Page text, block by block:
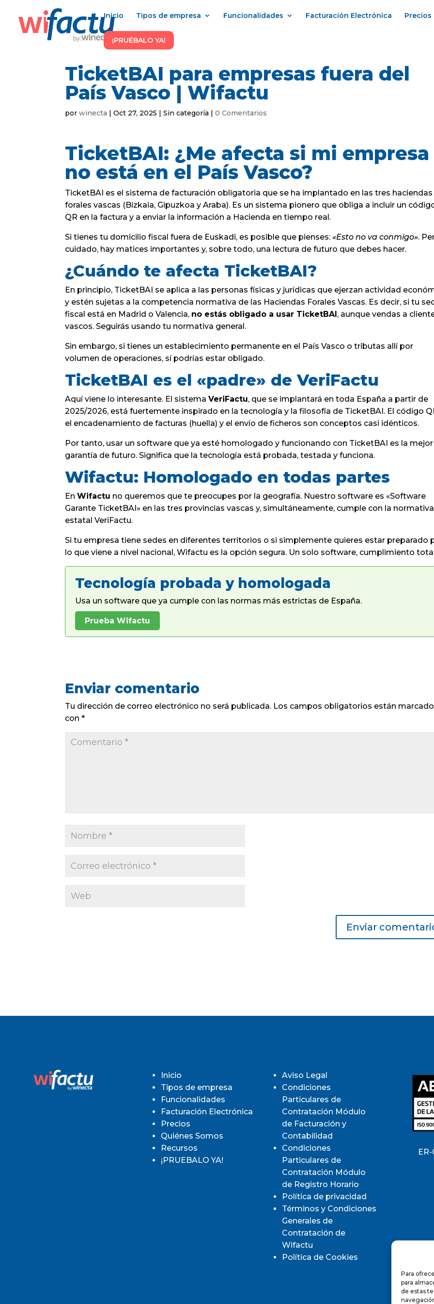
Para
para
de estas
Inicio Tipos de empresa Funcionalidades Facturación Electrónica Precios
¡PRUÉBALO YA!
TicketBAI para empresas fuera del
País Vasco | Wifactu
porwinecta |Oct 27, 2025 | Sin categoría |0 Comentarios
TicketBAI: ¿Me afecta si mi empresa
no está en el País Vasco?
TicketBAI es el sistema de facturación obligatoria que se ha implantado en las tres haciendas
forales vascas (Bizkaia, Gipuzkoa y Araba). Es un sistema pionero que obliga a incluir un
QR en la factura y a enviar la información a Hacienda en tiempo real.
Si tienes tu domicilio fiscal fuera de Euskadi, es posible que pienses: «Esto no va conmigo».
cuidado, hay matices importantes y, sobre todo, una lectura de futuro que debes hacer.
¿Cuándo te afecta TicketBAI?
En principio, TicketBAI se aplica a las personas físicas y jurídicas que ejerzan actividad
y estén sujetas a la competencia normativa de las Haciendas Forales Vascas. Es decir, si tu
fiscal está en Madrid o Valencia, no estás obligado a usar TicketBAI, aunque vendas a
vascos. Seguirás usando tu normativa general.
Sin embargo, si tienes un establecimiento permanente en el País Vasco o tributas allí por
volumen de operaciones, sí podrías estar obligado.
TicketBAI es el «padre» de VeriFactu
Aquí viene lo interesante. El sistemaVeriFactu, que se implantará en toda España a partir de
2025/2026, está fuertemente inspirado en la tecnología y la filosofía de TicketBAI. El código
el encadenamiento de facturas (huella) y el envío de ficheros son conceptos casi idénticos.
Por tanto, usar un software que ya esté homologado y funcionando con TicketBAI es la mejor
garantía de futuro. Significa que la tecnología está probada, testada y funciona.
Wifactu: Homologado en todas partes
EnWifactu no queremos que te preocupes por la geografía. Nuestro software es «Software
Garante TicketBAI» en las tres provincias vascas y, simultáneamente, cumple con la normativa
estatal VeriFactu.
Si tu empresa tiene sedes en diferentes territorios o si simplemente quieres estar preparado
lo que viene a nivel nacional, Wifactu es la opción segura. Un solo software, cumplimiento
Tecnología probada y homologada
Usa un software que ya cumple con las normas más estrictas de España.
Prueba Wifactu
Enviar comentario
Tu dirección de correo electrónico no será publicada. Los campos obligatorios están
con*
Inicio
Tipos de empresa
Funcionalidades
Facturación Electrónica
Precios
Quiénes Somos
Recursos
¡PRUEBALO YA!
Aviso Legal
Condiciones
Particulares de
Contratación Módulo
de Facturación y
Contabilidad
Condiciones
Particulares de
Contratación Módulo
de Registro Horario
Política de privacidad
Términos y Condiciones
Generales de
Contratación de
Wifactu
Política de Cookies